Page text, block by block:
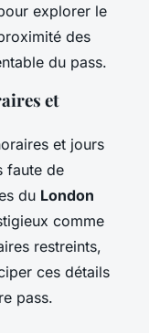
explorer le
des
du pass.
et
et jours
faute de
du London
comme
restreints,
ces détails
pass.